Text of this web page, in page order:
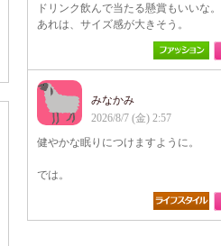
ドリンク飲んで当たる懸賞もいいな。
あれは、サイズ感が大きそう。
みなかみ
2026/8/7 (金) 2:57
健やかな眠りにつけますように。
では。